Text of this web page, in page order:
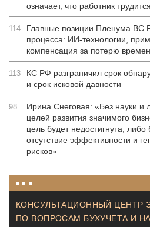
означает, что работник
114
Главные позиции Пленума ВС
процесса: ИИ-технологии,
компенсация за потерю
113
КС РФ разграничил срок
и срок исковой давности
98
Ирина Снеговая: «Без науки и
целей развития значимого
цель будет недостигнута, либо
отсутствие эффективности и
рисков»
КОНСУЛЬТАЦИОННЫЙ ЦЕНТР
ПО ВОПРОСАМ БУХУЧЕТА И